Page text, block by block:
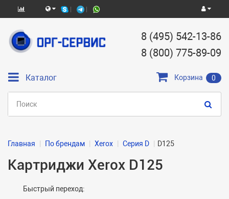
8 (495) 542-13-86
8 (800) 775-89-09
Каталог Корзина 0
Главная По брендам Xerox Серия D D125
Картриджи Xerox D125
Быстрый переход: